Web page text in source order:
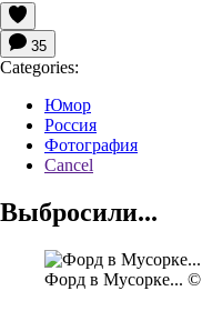
35
Categories:
Юмор
Россия
Фотография
Cancel
Выбросили...
Форд в Мусорке...